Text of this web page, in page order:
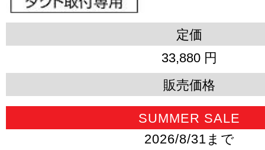
定価
33,880 円
販売価格
SUMMER SALE
2026/8/31まで